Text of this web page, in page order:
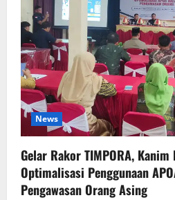
News
Gelar Rakor TIMPORA,
Optimalisasi Penggunaan
Pengawasan Orang Asing